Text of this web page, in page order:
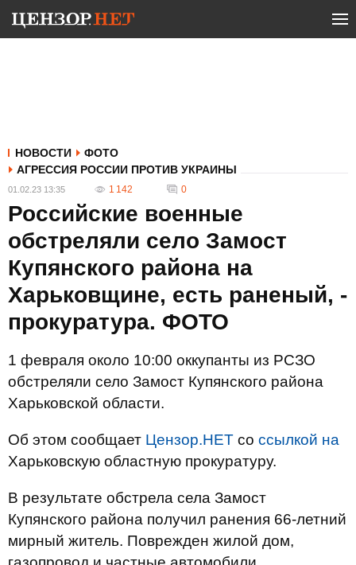
НОВОСТИ
ФОТО
АГРЕССИЯ РОССИИ ПРОТИВ УКРАИНЫ
01.02.23 13:35 1 142 0
Российские военные
обстреляли село Замост
Купянского района на
Харьковщине, есть раненый, -
прокуратура. ФОТО
1 февраля около 10:00 оккупанты из РСЗО
обстреляли село Замост Купянского района
Харьковской области.
Об этом сообщает Цензор.НЕТ со ссылкой на
Харьковскую областную прокуратуру.
В результате обстрела села Замост
Купянского района получил ранения 66-летний
мирный житель. Поврежден жилой дом,